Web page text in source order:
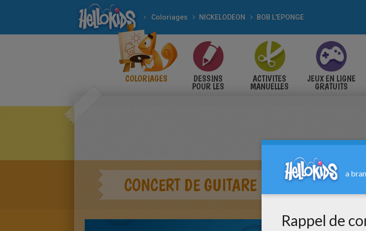
Coloriages NICKELODEON BOB L'EPONGE
COLORIAGES DESSINS
POUR LES
ACTIVITES
MANUELLES
JEUX EN LIGNE
GRATUITS
CONCERT DE GUITARE